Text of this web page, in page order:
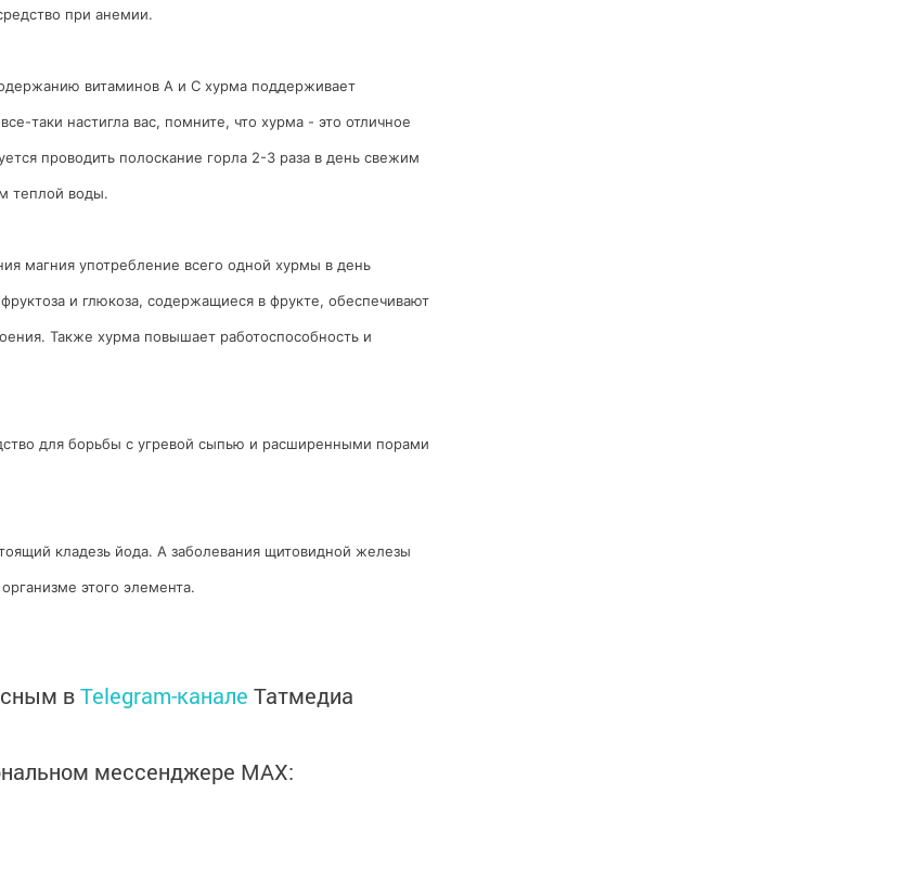
при анемии.
витаминов А и С хурма поддерживает
таки настигла вас, помните, что хурма - это отличное
проводить полоскание горла 2-3 раза в день свежим
теплой воды.
магния употребление всего одной хурмы в день
и глюкоза, содержащиеся в фрукте, обеспечивают
Также хурма повышает работоспособность и
для борьбы с угревой сыпью и расширенными порами
кладезь йода. А заболевания щитовидной железы
этого элемента.
вTelegram-канале Татмедиа
мессенджере MАХ: